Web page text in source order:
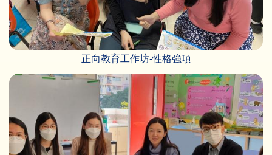
正向教育工作坊-性格強項